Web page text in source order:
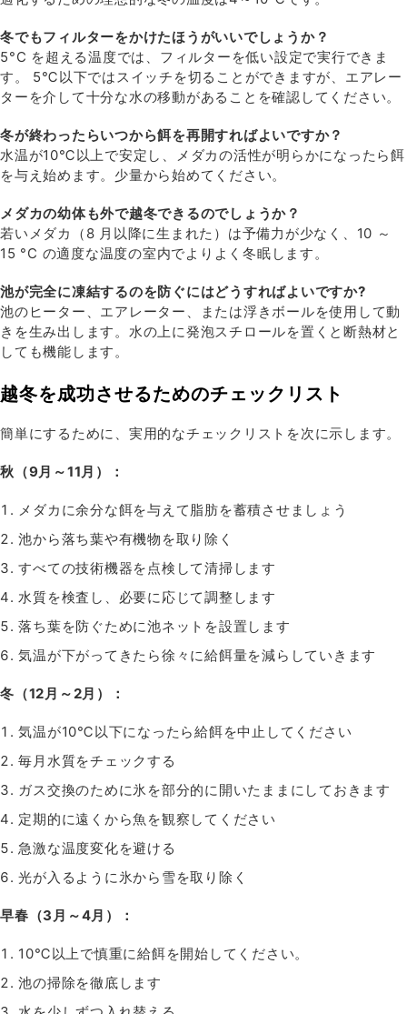
冬でもフィルターをかけたほうがいいでしょうか？
5°C を超える温度では、フィルターを低い設定で実行できま
す。 5℃以下ではスイッチを切ることができますが、エアレー
ターを介して十分な水の移動があることを確認してください。
冬が終わったらいつから餌を再開すればよいですか？
水温が10℃以上で安定し、メダカの活性が明らかになったら餌
を与え始めます。少量から始めてください。
メダカの幼体も外で越冬できるのでしょうか？
若いメダカ（8 月以降に生まれた）は予備力が少なく、10 ～
15 °C の適度な温度の室内でよりよく冬眠します。
池が完全に凍結するのを防ぐにはどうすればよいですか?
池のヒーター、エアレーター、または浮きボールを使用して動
きを生み出します。水の上に発泡スチロールを置くと断熱材と
しても機能します。
越冬を成功させるためのチェックリスト
簡単にするために、実用的なチェックリストを次に示します。
秋（9月～11月）：
メダカに余分な餌を与えて脂肪を蓄積させましょう
池から落ち葉や有機物を取り除く
すべての技術機器を点検して清掃します
水質を検査し、必要に応じて調整します
落ち葉を防ぐために池ネットを設置します
気温が下がってきたら徐々に給餌量を減らしていきます
冬（12月～2月）：
気温が10℃以下になったら給餌を中止してください
毎月水質をチェックする
ガス交換のために氷を部分的に開いたままにしておきます
定期的に遠くから魚を観察してください
急激な温度変化を避ける
光が入るように氷から雪を取り除く
早春（3月～4月）：
10℃以上で慎重に給餌を開始してください。
池の掃除を徹底します